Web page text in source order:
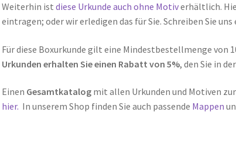
Weiterhin istdiese Urkunde auch ohne Motiverhältlich.
eintragen; oder wir erledigen das für Sie. Schreiben Sie uns
Für diese Boxurkunde gilt eine Mindestbestellmenge von
Urkunden erhalten Sie einen Rabatt von 5%, den Sie in
Einen Gesamtkatalog mit allen Urkunden und Motiven
hier. In unserem Shop finden Sie auch passende Mappen